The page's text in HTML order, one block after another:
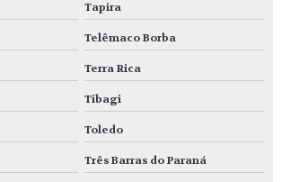
Tapira
Telêmaco Borba
Terra Rica
Tibagi
Toledo
Três Barras do Paraná